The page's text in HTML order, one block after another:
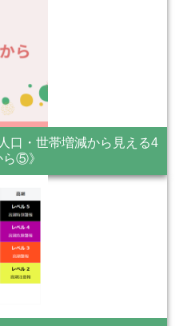
口・世帯増減から見える4
⑤》